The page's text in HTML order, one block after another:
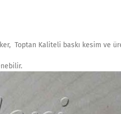
Toptan Kaliteli baskı kesim ve